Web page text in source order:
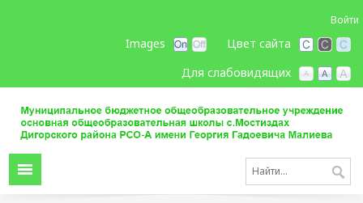
Войти
Цвет сайта
Images
Для слабовидящих